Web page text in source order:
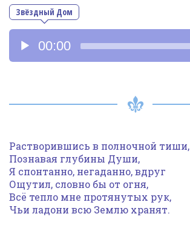
Номера песен
Звёздный Дом
Аудиоплеер
00:00
Растворившись в полночной тиши,
Познавая глубины Души,
Я спонтанно, негаданно, вдруг
Ощутил, словно бы от огня,
Всё тепло мне протянутых рук,
Чьи ладони всю Землю хранят.